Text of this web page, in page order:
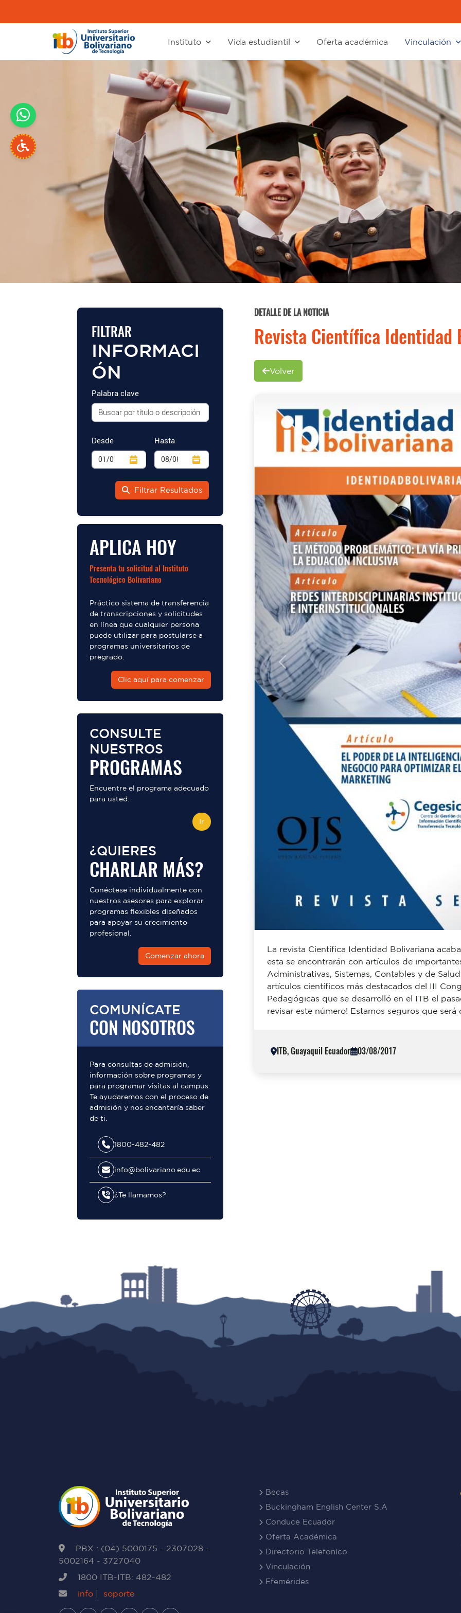
Instituto Vida estudiantil Oferta académica Vinculación
FILTRAR
INFORMACI
ÓN
Palabra clave
Desde Hasta
Filtrar Resultados
APLICA HOY
Presenta tu solicitud al Instituto
Tecnológico Bolivariano
Práctico sistema de transferencia
de transcripciones y solicitudes
en línea que cualquier persona
puede utilizar para postularse a
programas universitarios de
pregrado.
Clic aquí para comenzar
CONSULTE
NUESTROS
PROGRAMAS
Encuentre el programa adecuado
para usted.
Ir
¿QUIERES
CHARLAR MÁS?
Conéctese individualmente con
nuestros asesores para explorar
programas flexibles diseñados
para apoyar su crecimiento
profesional.
Comenzar ahora
COMUNÍCATE
CON NOSOTROS
Para consultas de admisión,
información sobre programas y
para programar visitas al campus.
Te ayudaremos con el proceso de
admisión y nos encantaría saber
de ti.
1800-482-482
info@bolivariano.edu.ec
¿Te llamamos?
DETALLE DE LA NOTICIA
Revista Científica Identidad
Volver
Previous
La revista Científica Identidad Bolivariana
esta se encontrarán con artículos de
Administrativas, Sistemas, Contables y de
artículos científicos más destacados del III
Pedagógicas que se desarrolló en el ITB el
revisar este número! Estamos seguros que será
ITB, Guayaquil Ecuador 03/08/2017
PBX : (04) 5000175 - 2307028 -
5002164 - 3727040
1800 ITB-ITB: 482-482
info
soporte
Becas
Buckingham English Center S.A
Conduce Ecuador
Oferta Académica
Directorio Telefoníco
Vinculación
Efemérides